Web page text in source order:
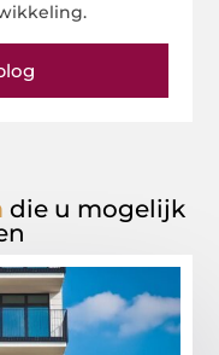
die u mogelijk